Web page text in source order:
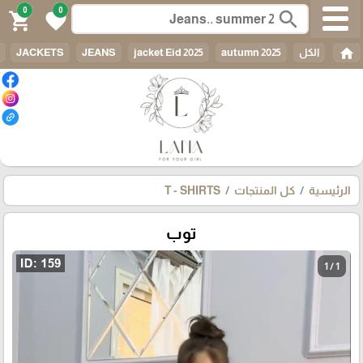
search
0
favorite
0
shopping_cart
home الكل JACKETS JEANS jacket Eid 2025 autumn 2025
الرئيسية كل المنتجات T - SHIRTS
توب
1 / 1